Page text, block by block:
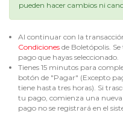
pueden hacer cambios ni
Al continuar con la
Condiciones de Boletópolis.
pago que hayas seleccionado.
Tienes 15 minutos para
botón de "Pagar" (Excepto
tiene hasta tres horas). Si
tu pago, comienza una
pago no se registrará en el